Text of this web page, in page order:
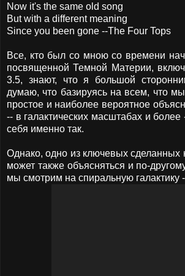
Now it's the same old song
But with a different meaning
Since you been gone --The Four Tops
Все, кто был со мною со времени
посвященной Темной Материи,
3.5, знают, что я большой
думаю, что базируясь на всем, что
простое и наиболее вероятное
-- в галактических масштабах и
себя именно так.
Однако, одно из ключевых сделанных
может также объясняться и по-
мы смотрим на спиральную галактику -